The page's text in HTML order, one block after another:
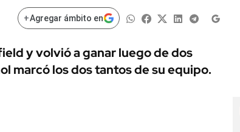
LIFESTYLE
AUTOS
+Agregar ámbito en
y volvió a ganar luego de dos
marcó los dos tantos de su equipo.